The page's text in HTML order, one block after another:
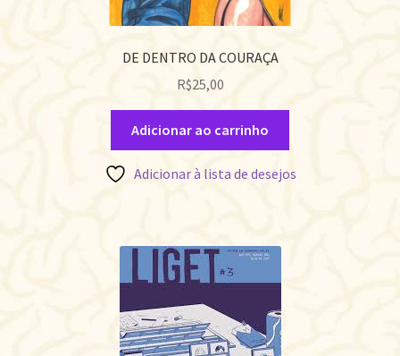
DE DENTRO DA COURAÇA
R$25,00
Adicionar ao carrinho
Adicionar à lista de desejos